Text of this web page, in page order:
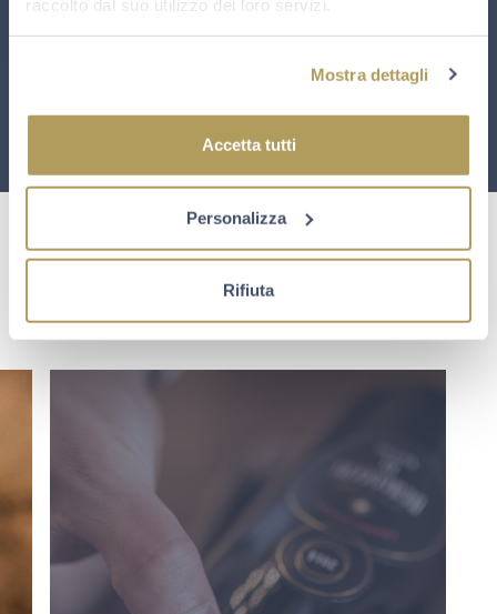
raccolto dal suo utilizzo dei loro servizi.
Mostra dettagli
Accetta tutti
Personalizza
Rifiuta